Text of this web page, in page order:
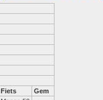
Fiets
Gem